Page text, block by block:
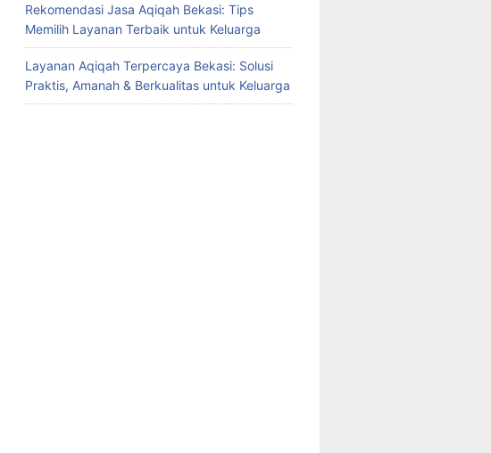
Rekomendasi Jasa Aqiqah Bekasi: Tips
Memilih Layanan Terbaik untuk Keluarga
Layanan Aqiqah Terpercaya Bekasi: Solusi
Praktis, Amanah & Berkualitas untuk Keluarga